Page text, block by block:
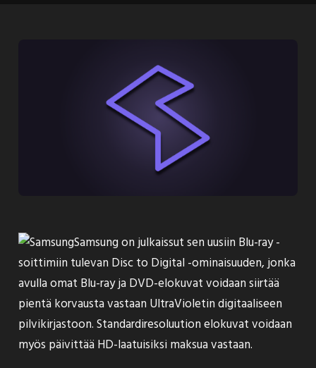
Samsung onjulkaissutsen uusiin Blu-ray -
soittimiin tulevan Disc to Digital -ominaisuuden, jonka
avulla omat Blu-ray ja DVD-elokuvat voidaan siirtää
pientä korvausta vastaan UltraVioletin digitaaliseen
pilvikirjastoon. Standardiresoluution elokuvat voidaan
myös päivittää HD-laatuisiksi maksua vastaan.